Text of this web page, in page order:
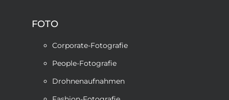
FOTO
Corporate-Fotografie
People-Fotografie
Drohnenaufnahmen